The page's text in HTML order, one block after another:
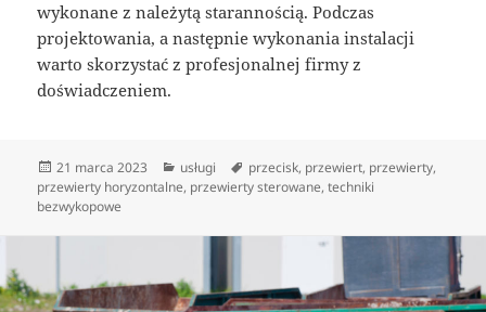
wykonane z należytą starannością. Podczas
projektowania, a następnie wykonania instalacji
warto skorzystać z profesjonalnej firmy z
doświadczeniem.
Data
publikacji
21 marca 2023 Kategorie
usługi Tagi
przecisk, przewiert, przewierty,
przewierty horyzontalne, przewierty sterowane,techniki
bezwykopowe